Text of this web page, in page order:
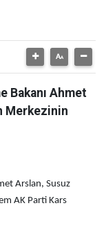
Bakanı Ahmet
Merkezinin
Arslan, Susuz
AK Parti Kars